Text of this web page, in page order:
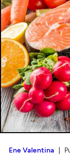
Ene Valentina |